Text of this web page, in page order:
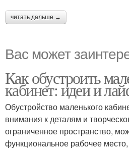
читать дальше →
Вас может
Как обустроить
кабинет: идеи и
Обустройство маленького
внимания к деталям и
ограниченное пространство,
функциональное рабочее место,